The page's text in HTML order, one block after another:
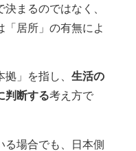
まるのではなく、
「居所」の有無によ
」を指し、 生活の
判断する考え方で
る場合でも、日本側